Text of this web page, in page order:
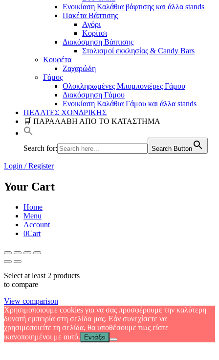
Ενοικίαση Καλάθια βάφτισης και άλλα stands
Πακέτα Βάπτισης
Αγόρι
Κορίτσι
Διακόσμηση Βάπτισης
Στολισμοί εκκλησίας & Candy Bars
Κουφέτα
Ζαχαρώδη
Γάμος
Ολοκληρωμένες Μπομπονιέρες Γάμου
Διακόσμηση Γάμου
Ενοικίαση Καλάθια Γάμου και άλλα stands
ΠΕΛΑΤΕΣ ΧΟΝΔΡΙΚΗΣ
🛒 ΠΑΡΑΛΑΒΗ ΑΠΟ ΤΟ ΚΑΤΑΣΤΗΜΑ
Search for: Search Button
Login / Register
Your Cart
Home
Menu
Account
0Cart
Select at least 2 products
to compare
View comparison
Χρησιμοποιούμε cookies για να σας προσφέρουμε την καλύτερη
δυνατή εμπειρία στη σελίδα μας. Εάν συνεχίσετε να
χρησιμοποιείτε τη σελίδα, θα υποθέσουμε πως είστε
ικανοποιημένοι με αυτό.
Εντάξει